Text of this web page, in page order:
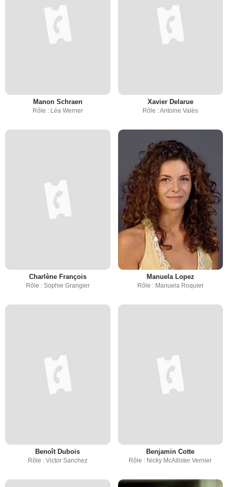
Manon Schraen
Rôle : Léa Werner
Xavier Delarue
Rôle : Antoine Valès
Charlène François
Rôle : Sophie Grangier
Manuela Lopez
Rôle : Manuela Roquier
Benoît Dubois
Rôle : Victor Sanchez
Benjamin Cotte
Rôle : Nicky McAllister Vernier